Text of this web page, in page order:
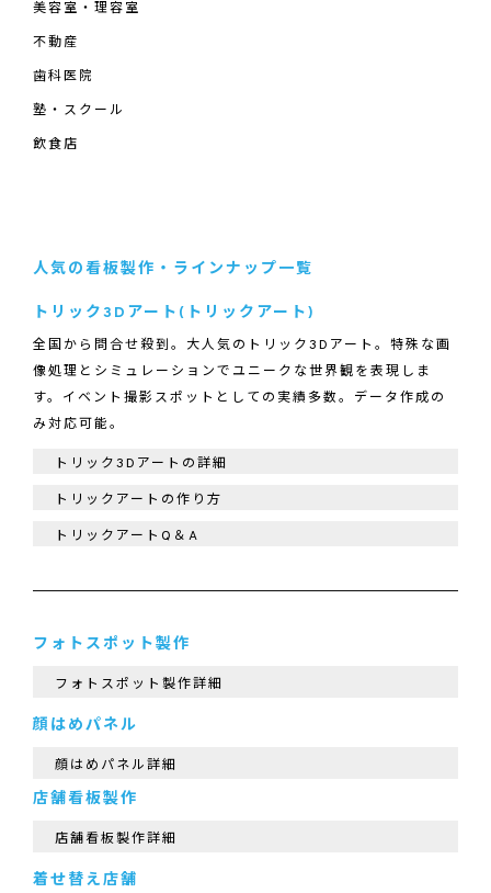
美容室・理容室
不動産
歯科医院
塾・スクール
飲食店
人気の看板製作・ラインナップ一覧
トリック3Dアート(トリックアート)
全国から問合せ殺到。大人気のトリック3Dアート。特殊な画
像処理とシミュレーションでユニークな世界観を表現しま
す。イベント撮影スポットとしての実績多数。データ作成の
み対応可能。
トリック3Dアートの詳細
トリックアートの作り方
トリックアートQ＆A
フォトスポット製作
フォトスポット製作詳細
顔はめパネル
顔はめパネル詳細
店舗看板製作
店舗看板製作詳細
着せ替え店舗